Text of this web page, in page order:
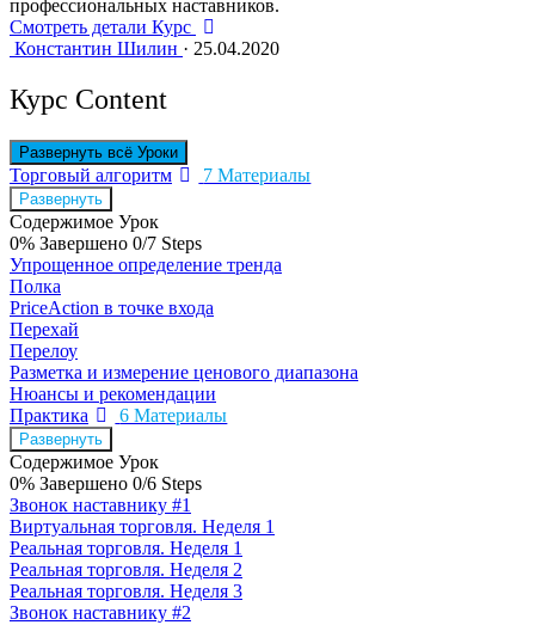
профессиональных наставников.
Смотреть детали Курс
Константин Шилин · 25.04.2020
Курс Content
Развернуть всё Уроки
Торговый алгоритм 7 Материалы
Развернуть
Содержимое Урок
0% Завершено 0/7 Steps
Упрощенное определение тренда
Полка
PriceAction в точке входа
Перехай
Перелоу
Разметка и измерение ценового диапазона
Нюансы и рекомендации
Практика
6 Материалы
Развернуть
Содержимое Урок
0% Завершено 0/6 Steps
Звонок наставнику #1
Виртуальная торговля. Неделя 1
Реальная торговля. Неделя 1
Реальная торговля. Неделя 2
Реальная торговля. Неделя 3
Звонок наставнику #2